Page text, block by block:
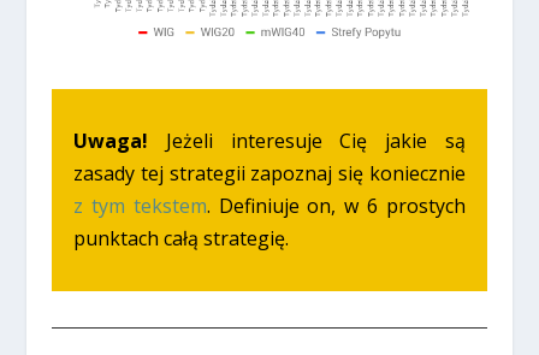
Uwaga! Jeżeli interesuje Cię jakie są
zasady tej strategii zapoznaj się koniecznie
z tym tekstem. Definiuje on, w 6 prostych
punktach całą strategię.